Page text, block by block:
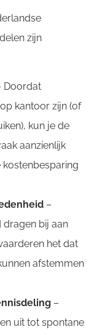
zijn
Doordat
kantoor zijn (of
kun je de
aanzienlijk
–
dragen bij aan
het dat
afstemmen
–
uit tot spontane